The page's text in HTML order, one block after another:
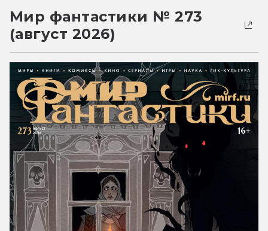
Мир фантастики № 273
(август 2026)